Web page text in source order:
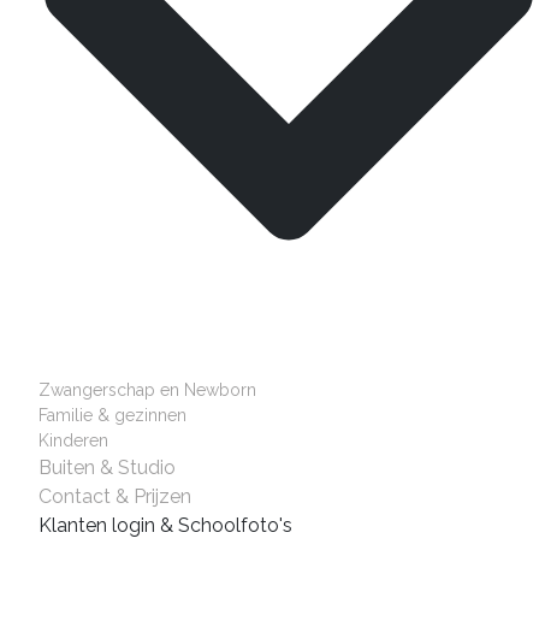
Zwangerschap en Newborn
Familie & gezinnen
Kinderen
Buiten & Studio
Contact & Prijzen
Klanten login & Schoolfoto's